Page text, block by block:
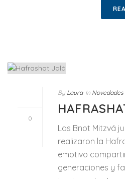
0
By Laura In Novedades
Las Bnot Mitzvá
realizaron la
emotivo
generaciones y